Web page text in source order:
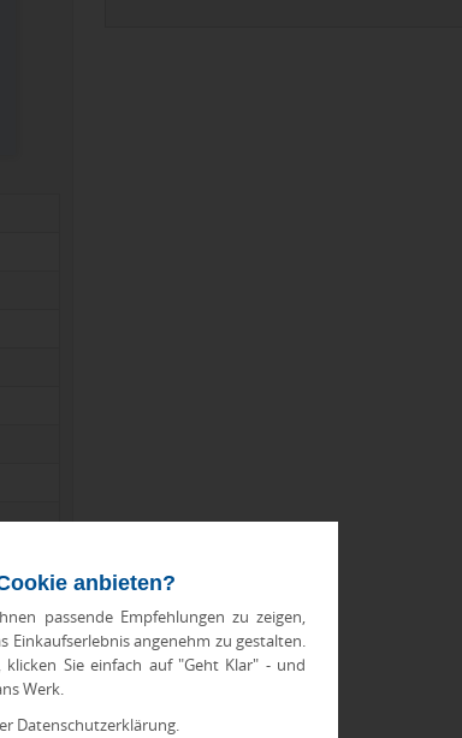
anbieten?
passende Empfehlungen zu zeigen,
Einkaufserlebnis angenehm zu gestalten.
Sie einfach auf "Geht Klar" - und
Werk.
Datenschutzerklärung.